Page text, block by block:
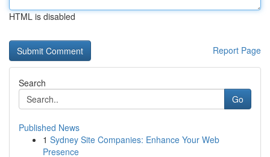
HTML is disabled
Report Page
Search
Go
Published News
1 Sydney Site Companies: Enhance Your Web
Presence